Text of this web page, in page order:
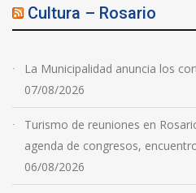
Cultura – Rosario
La Municipalidad anuncia los
07/08/2026
Turismo de reuniones en
agenda de congresos,
06/08/2026